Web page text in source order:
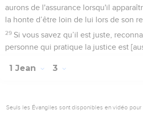
aurons de l'assurance lorsqu'il
la honte d’être loin de lui lors de son
29 Si vous savez qu’il est juste,
personne qui pratique la justice est
1 Jean 3
Seuls les Évangiles sont disponibles en vidéo pour